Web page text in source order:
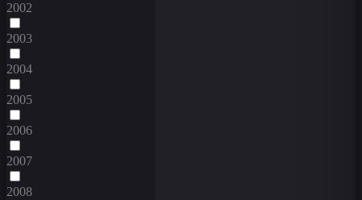
2002
2003
2004
2005
2006
2007
2008